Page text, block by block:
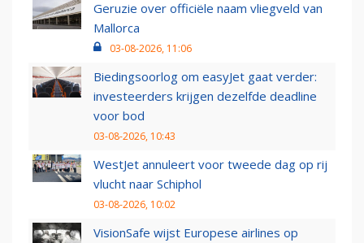
Geruzie over officiële naam vliegveld van
Mallorca
03-08-2026, 11:06
Biedingsoorlog om easyJet gaat verder:
investeerders krijgen dezelfde deadline
voor bod
03-08-2026, 10:43
WestJet annuleert voor tweede dag op rij
vlucht naar Schiphol
03-08-2026, 10:02
VisionSafe wijst Europese airlines op